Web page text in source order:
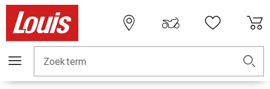
Zoekterm